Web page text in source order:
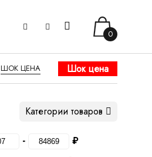
0
ШОК ЦЕНА Шок цена
Категории товаров
- ₽